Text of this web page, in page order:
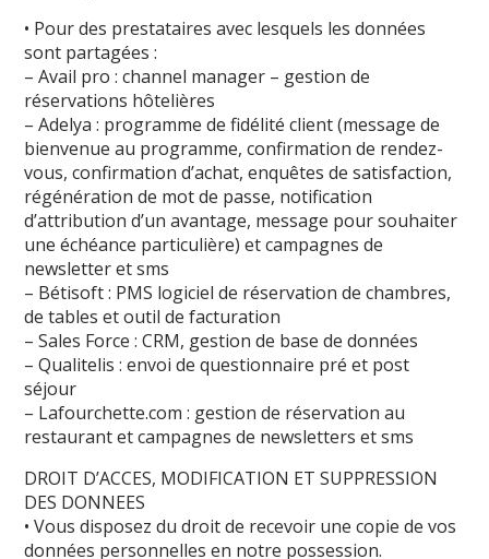
• Pour des prestataires avec lesquels les données
sont partagées :
– Avail pro : channel manager – gestion de
réservations hôtelières
– Adelya : programme de fidélité client (message de
bienvenue au programme, confirmation de rendez-
vous, confirmation d’achat, enquêtes de satisfaction,
régénération de mot de passe, notification
d’attribution d’un avantage, message pour souhaiter
une échéance particulière) et campagnes de
newsletter et sms
– Bétisoft : PMS logiciel de réservation de chambres,
de tables et outil de facturation
– Sales Force : CRM, gestion de base de données
– Qualitelis : envoi de questionnaire pré et post
séjour
– Lafourchette.com : gestion de réservation au
restaurant et campagnes de newsletters et sms
DROIT D’ACCES, MODIFICATION ET SUPPRESSION
DES DONNEES
• ​Vous disposez du droit de recevoir une copie de vos
données personnelles en notre possession.